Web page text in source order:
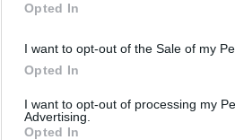
Opted In
I want to opt-out of the Sale of my
Opted In
I want to opt-out of processing my
Advertising.
Opted In